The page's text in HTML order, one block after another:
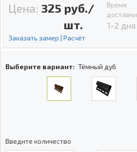
Цена: 325 руб./
шт.
Заказать замер | Расчёт
Время
доставки
1-2 дня
Выберите вариант: Тёмный дуб
Введите количество